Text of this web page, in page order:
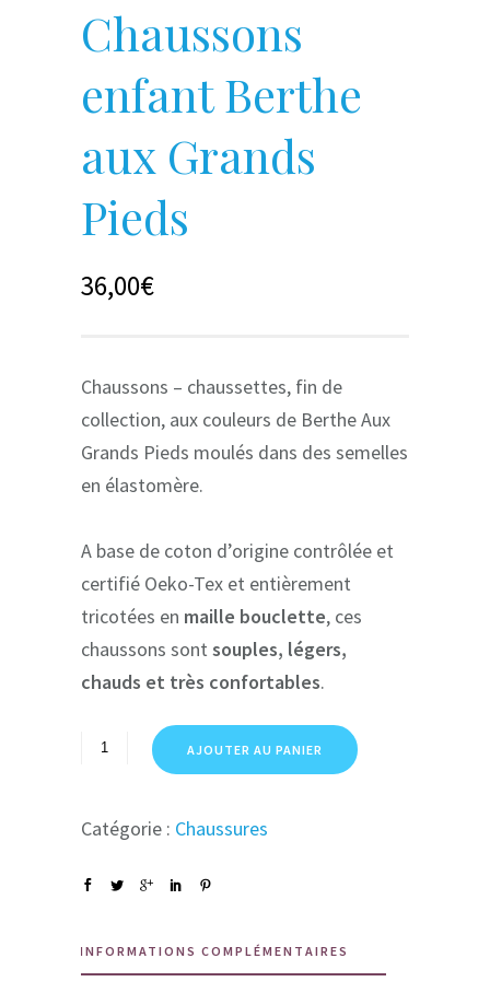
Chaussons
enfant Berthe
aux Grands
Pieds
36,00€
Chaussons – chaussettes, fin de
collection, aux couleurs de Berthe Aux
Grands Pieds moulés dans des semelles
en élastomère.
A base de coton d’origine contrôlée et
certifié Oeko-Tex et entièrement
tricotées en maille bouclette, ces
chaussons sont souples, légers,
chauds et très confortables.
AJOUTER AU PANIER
Catégorie : Chaussures
INFORMATIONS COMPLÉMENTAIRES